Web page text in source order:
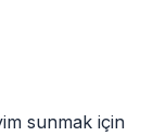
sunmak için